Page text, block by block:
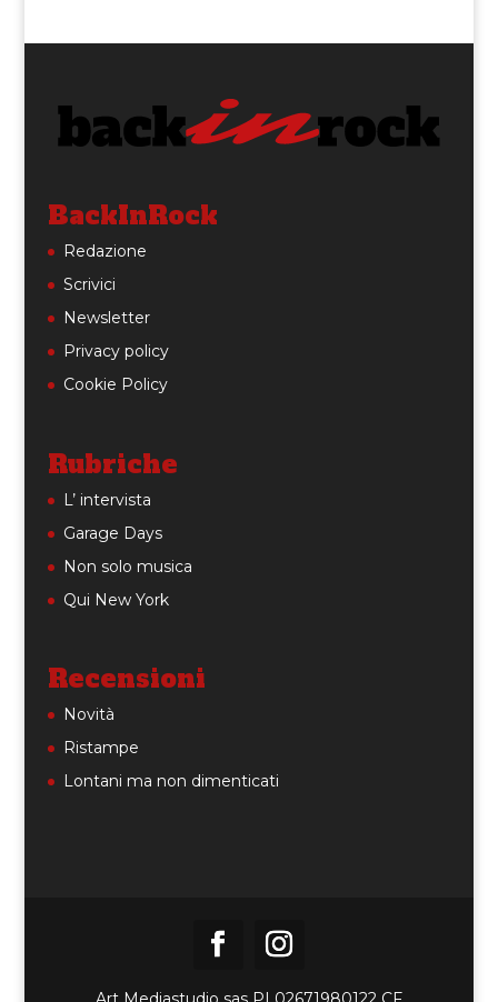
BackInRock
Redazione
Scrivici
Newsletter
Privacy policy
Cookie Policy
Rubriche
L’ intervista
Garage Days
Non solo musica
Qui New York
Recensioni
Novità
Ristampe
Lontani ma non dimenticati